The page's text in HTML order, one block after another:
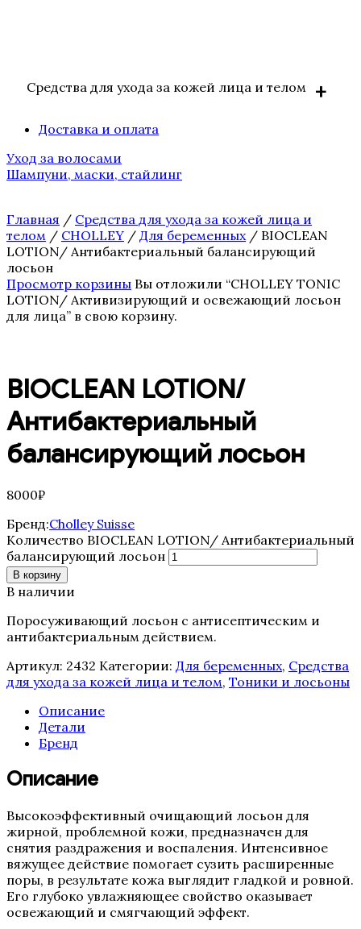
Средства для ухода за кожей лица и телом
средства
Завершающие сыворотки
Лосьоны
Маски
Насыщенные кремы для лица
Основные кремы для лица
Очищающие средства
Специальные кремы для лица
Кремы
Сыворотки и Масла
СРЕДСТВА ПО УХОДУ ЗА ТЕЛОМ
Эксофолиирующие средства
Сыворотки основные
CHOLLEY
Аксессуары
Для беременных
Для контура глаз
Кремы
Маски
Масла
Наборы
Очищение и демакияж
HELEO4
Luscious Lips
La MISO
AlfaBiom
ALLMIRIN
Доставка и оплата
Уход за волосами
Шампуни, маски, стайлинг
Главная / Средства для ухода за кожей лица и
телом / CHOLLEY / Для беременных / BIOCLEAN
LOTION/ Антибактериальный балансирующий
лосьон
Просмотр корзины Вы отложили “CHOLLEY TОNIC
LOTION/ Активизирующий и освежающий лосьон
для лица” в свою корзину.
BIOCLEAN LOTION/
Антибактериальный
балансирующий лосьон
8000₽
Бренд:Cholley Suisse
Количество BIOCLEAN LOTION/ Антибактериальный
балансирующий лосьон
В корзину
В наличии
Поросуживающий лосьон с антисептическим и
антибактериальным действием.
Артикул: 2432 Категории: Для беременных, Средства
для ухода за кожей лица и телом, Тоники и лосьоны
Описание
Детали
Бренд
Описание
Высокоэффективный очищающий лосьон для
жирной, проблемной кожи, предназначен для
снятия раздражения и воспаления. Интенсивное
вяжущее действие помогает сузить расширенные
поры, в результате кожа выглядит гладкой и ровной.
Его глубоко увлажняющее свойство оказывает
освежающий и смягчающий эффект.